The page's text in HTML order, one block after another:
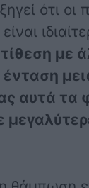
ότι οι
με
αυτά τα